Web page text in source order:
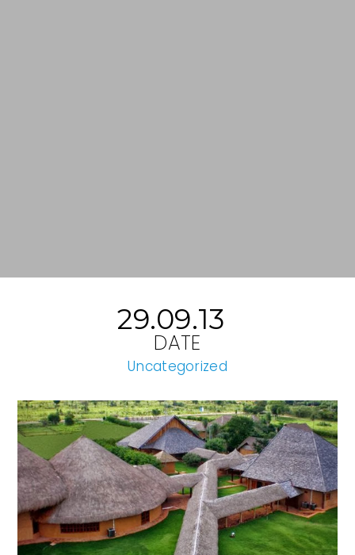
29.09.13
DATE
Uncategorized